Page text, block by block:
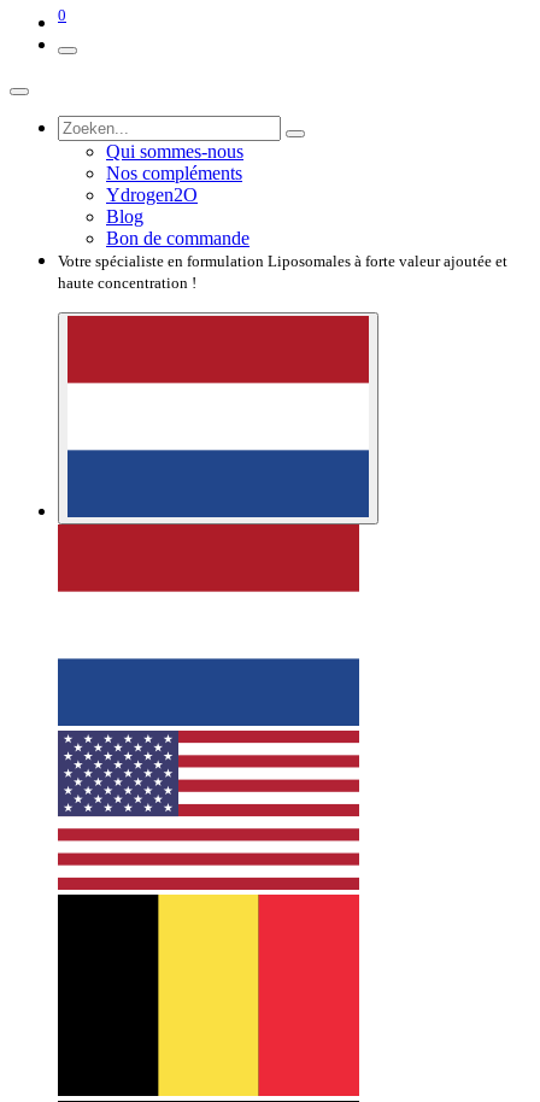
0
Qui sommes-nous
Nos compléments
Ydrogen2O
Blog
Bon de commande
Votre spécialiste en formulation Liposomales à forte valeur ajoutée et
haute concentration !